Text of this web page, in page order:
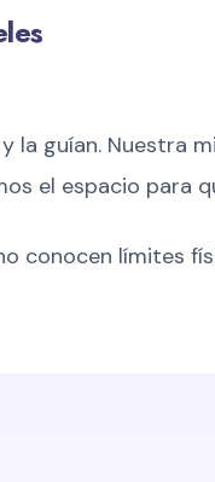
la guían. Nuestra
el espacio para
conocen límites